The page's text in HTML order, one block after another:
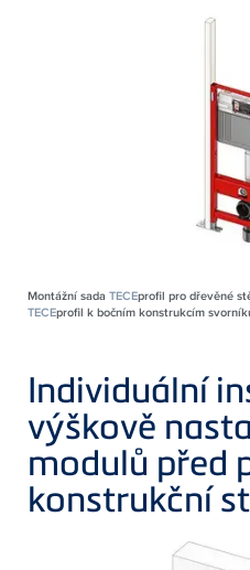
Montážní sadaTECEprofil pro dřevěné
TECEprofil k bočním konstrukcím
Individuální
výškově
modulů před
konstrukční